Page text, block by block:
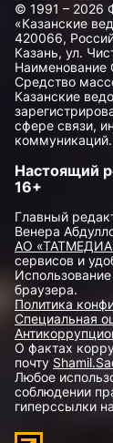
© 1991 – 2026
«Казанские
420066,
Казань, ул.
Наименование
Средство
Казанские
сфере связи,
коммуникаций.
Настоящий
16+
Главный
Венера
АО
сервисов и
браузера.
Политика
Специальная
О фактах
почту
Любое
соблюдении
гиперссылки